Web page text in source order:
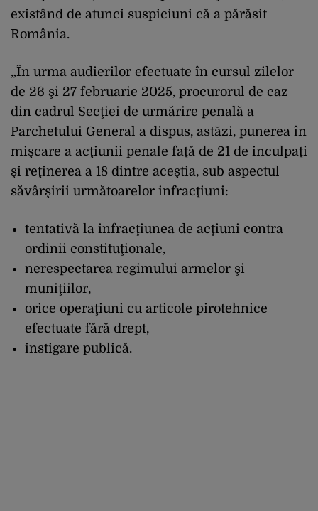
existând de atunci suspiciuni că a părăsit
România.
„În urma audierilor efectuate în cursul zilelor
de 26 şi 27 februarie 2025, procurorul de caz
din cadrul Secţiei de urmărire penală a
Parchetului General a dispus, astăzi, punerea în
mişcare a acţiunii penale faţă de 21 de inculpaţi
şi reţinerea a 18 dintre aceştia, sub aspectul
săvârşirii următoarelor infracţiuni:
tentativă la infracţiunea de acţiuni contra
ordinii constituţionale,
nerespectarea regimului armelor şi
muniţiilor,
orice operaţiuni cu articole pirotehnice
efectuate fără drept,
instigare publică.